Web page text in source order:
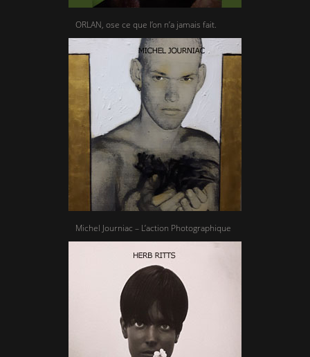
ORLAN, ose ce que l’on n’a jamais fait.
Michel Journiac – L’action Photographique